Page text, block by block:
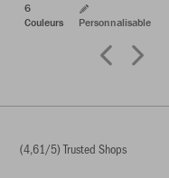
6
Couleurs
Personnalisable
(4,61/5) Trusted Shops